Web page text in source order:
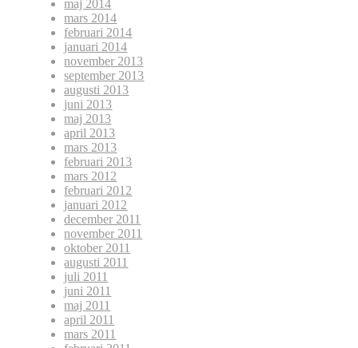
maj 2014
mars 2014
februari 2014
januari 2014
november 2013
september 2013
augusti 2013
juni 2013
maj 2013
april 2013
mars 2013
februari 2013
mars 2012
februari 2012
januari 2012
december 2011
november 2011
oktober 2011
augusti 2011
juli 2011
juni 2011
maj 2011
april 2011
mars 2011